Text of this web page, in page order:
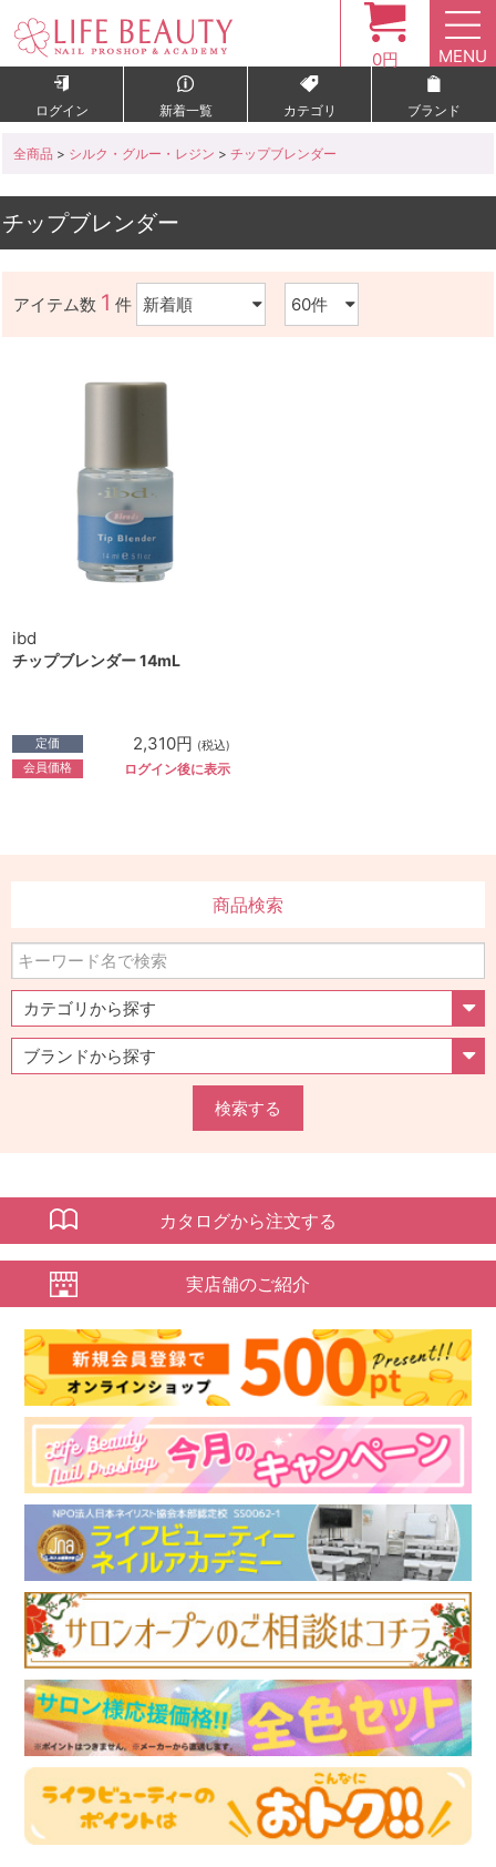
0円 MENU
ログイン 新着一覧 カテゴリ ブランド
全商品 > シルク・グルー・レジン > チップブレンダー
チップブレンダー
アイテム数 1 件
ibd
チップブレンダー 14mL
定価 2,310円 (税込)
会員価格 ログイン後に表示
商品検索
検索する
カタログから注文する
実店舗のご紹介